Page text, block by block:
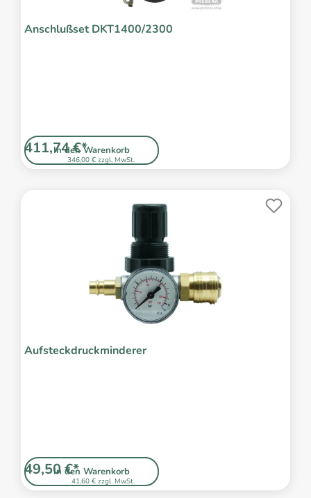
Anschlußset DKT1400/2300
In den Warenkorb
346,00 € zzgl. MwSt.
411,74 €*
Aufsteckdruckminderer
In den Warenkorb
41,60 € zzgl. MwSt.
49,50 €*